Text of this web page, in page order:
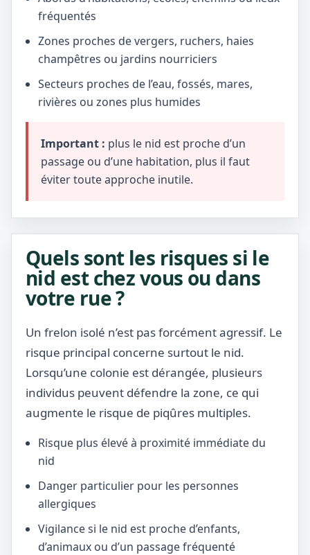
fréquentés
Zones proches de vergers, ruchers, haies
champêtres ou jardins nourriciers
Secteurs proches de l’eau, fossés, mares,
rivières ou zones plus humides
Important : plus le nid est proche d’un
passage ou d’une habitation, plus il faut
éviter toute approche inutile.
Quels sont les risques si le
nid est chez vous ou dans
votre rue ?
Un frelon isolé n’est pas forcément agressif. Le
risque principal concerne surtout le nid.
Lorsqu’une colonie est dérangée, plusieurs
individus peuvent défendre la zone, ce qui
augmente le risque de piqûres multiples.
Risque plus élevé à proximité immédiate du
nid
Danger particulier pour les personnes
allergiques
Vigilance si le nid est proche d’enfants,
d’animaux ou d’un passage fréquenté